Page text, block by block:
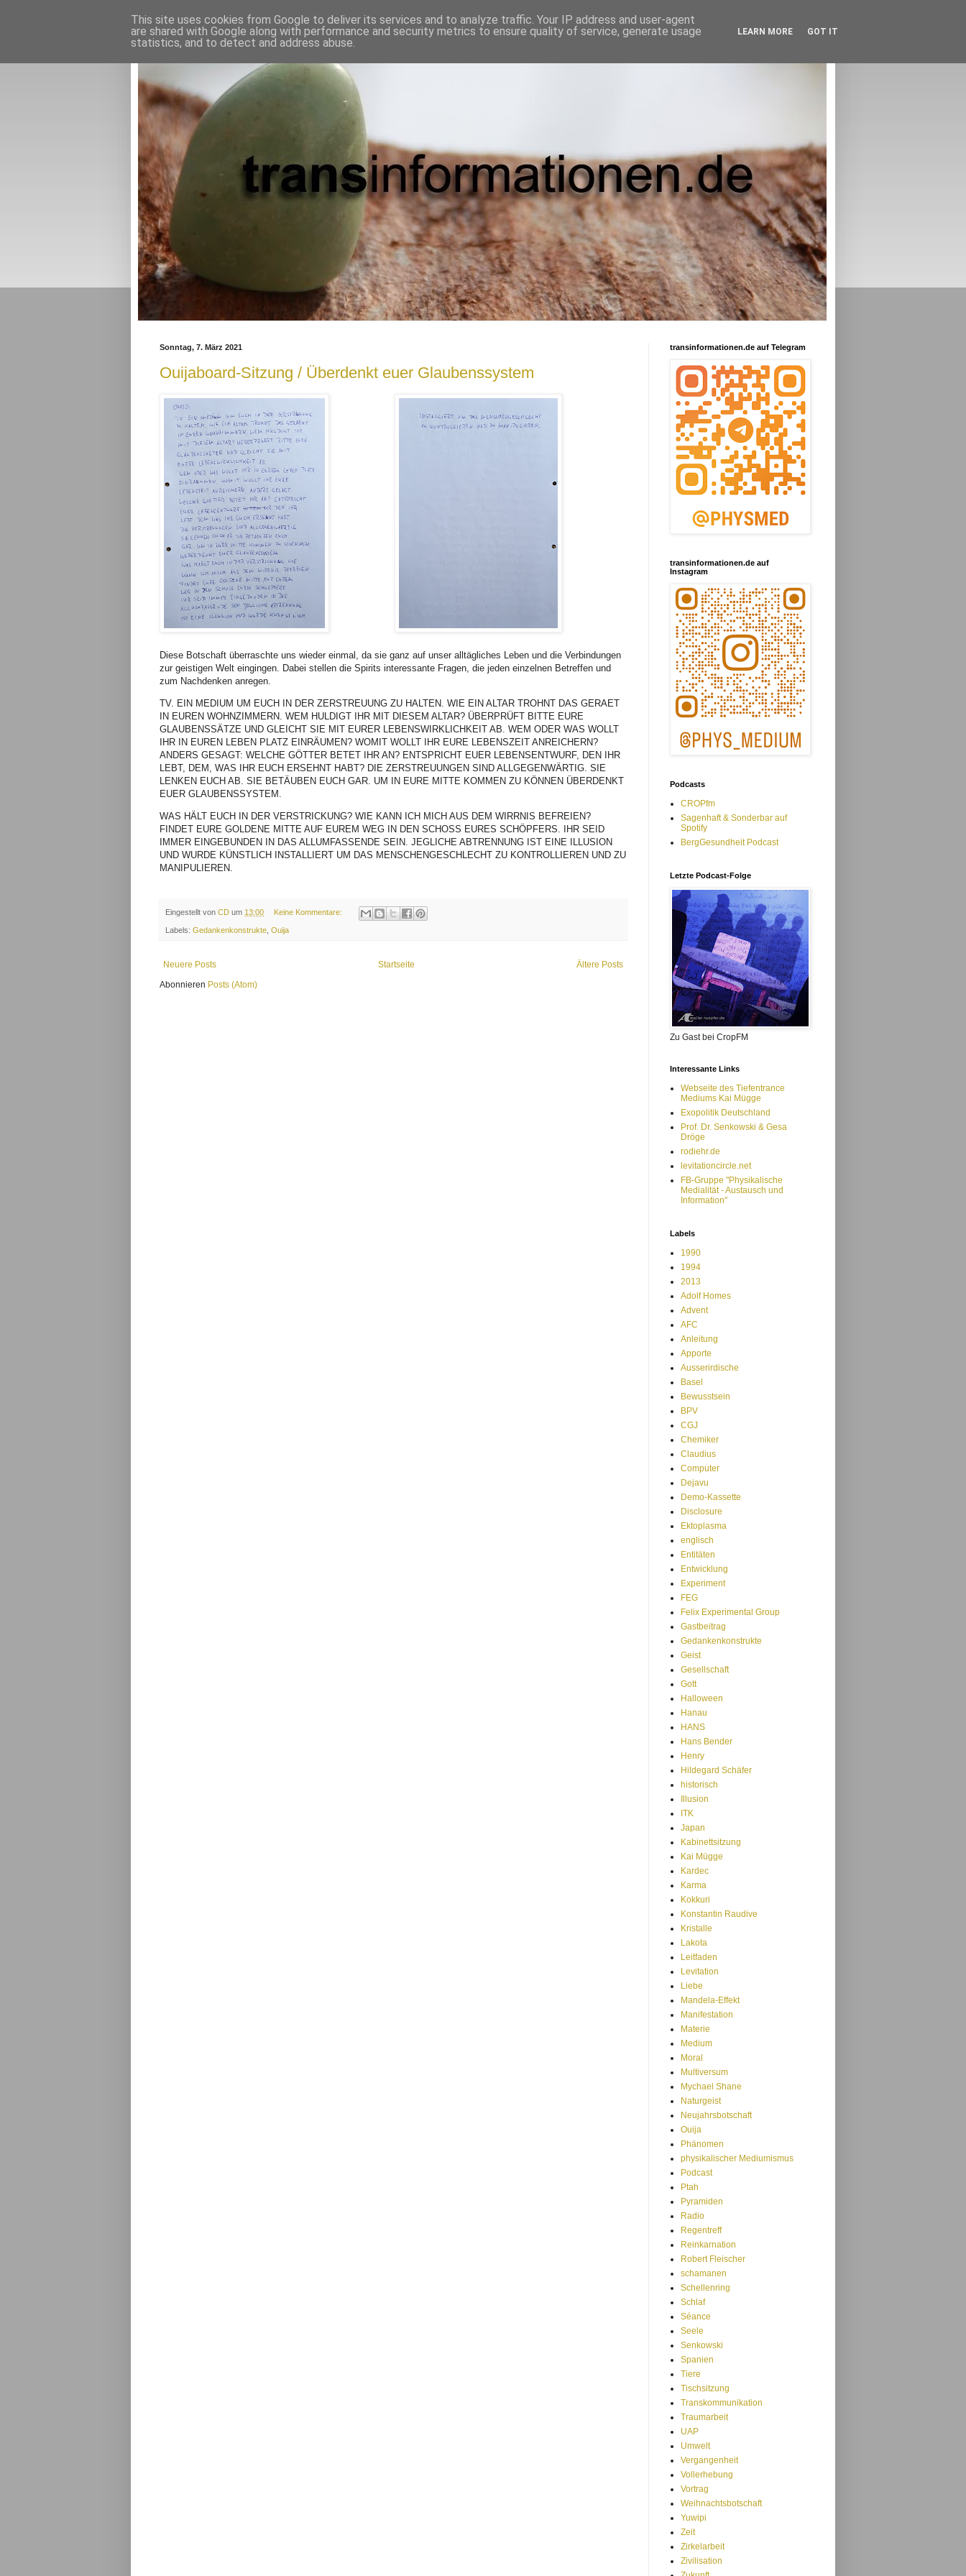
Sonntag, 7. März 2021
Ouijaboard-Sitzung / Überdenkt euer Glaubenssystem
Diese Botschaft überraschte uns wieder einmal, da sie ganz auf unser alltägliches Leben und die Verbindungen
zur geistigen Welt eingingen. Dabei stellen die Spirits interessante Fragen, die jeden einzelnen Betreffen und
zum Nachdenken anregen.
TV. EIN MEDIUM UM EUCH IN DER ZERSTREUUNG ZU HALTEN. WIE EIN ALTAR TROHNT DAS GERAET
IN EUREN WOHNZIMMERN. WEM HULDIGT IHR MIT DIESEM ALTAR? ÜBERPRÜFT BITTE EURE
GLAUBENSSÄTZE UND GLEICHT SIE MIT EURER LEBENSWIRKLICHKEIT AB. WEM ODER WAS WOLLT
IHR IN EUREN LEBEN PLATZ EINRÄUMEN? WOMIT WOLLT IHR EURE LEBENSZEIT ANREICHERN?
ANDERS GESAGT: WELCHE GÖTTER BETET IHR AN? ENTSPRICHT EUER LEBENSENTWURF, DEN IHR
LEBT, DEM, WAS IHR EUCH ERSEHNT HABT? DIE ZERSTREUUNGEN SIND ALLGEGENWÄRTIG. SIE
LENKEN EUCH AB. SIE BETÄUBEN EUCH GAR. UM IN EURE MITTE KOMMEN ZU KÖNNEN ÜBERDENKT
EUER GLAUBENSSYSTEM.
WAS HÄLT EUCH IN DER VERSTRICKUNG? WIE KANN ICH MICH AUS DEM WIRRNIS BEFREIEN?
FINDET EURE GOLDENE MITTE AUF EUREM WEG IN DEN SCHOSS EURES SCHÖPFERS. IHR SEID
IMMER EINGEBUNDEN IN DAS ALLUMFASSENDE SEIN. JEGLICHE ABTRENNUNG IST EINE ILLUSION
UND WURDE KÜNSTLICH INSTALLIERT UM DAS MENSCHENGESCHLECHT ZU KONTROLLIEREN UND ZU
MANIPULIEREN.
Eingestellt von CD um 13:00 Keine Kommentare:
Labels: Gedankenkonstrukte Ouija
Neuere Posts Ältere Posts
Startseite
Abonnieren Posts (Atom)
transinformationen.de auf Telegram
transinformationen.de auf
Instagram
Podcasts
CROPfm
Sagenhaft & Sonderbar auf
Spotify
BergGesundheit Podcast
Letzte Podcast-Folge
Zu Gast bei CropFM
Interessante Links
Webseite des Tiefentrance
Mediums Kai Mügge
Exopolitik Deutschland
Prof. Dr. Senkowski & Gesa
Dröge
rodiehr.de
levitationcircle.net
FB-Gruppe "Physikalische
Medialität - Austausch und
Information"
Labels
1990
1994
2013
Adolf Homes
Advent
AFC
Anleitung
Apporte
Ausserirdische
Basel
Bewusstsein
BPV
CGJ
Chemiker
Claudius
Computer
Dejavu
Demo-Kassette
Disclosure
Ektoplasma
englisch
Entitäten
Entwicklung
Experiment
FEG
Felix Experimental Group
Gastbeitrag
Gedankenkonstrukte
Geist
Gesellschaft
Gott
Halloween
Hanau
HANS
Hans Bender
Henry
Hildegard Schäfer
historisch
Illusion
ITK
Japan
Kabinettsitzung
Kai Mügge
Kardec
Karma
Kokkuri
Konstantin Raudive
Kristalle
Lakota
Leitfaden
Levitation
Liebe
Mandela-Effekt
Manifestation
Materie
Medium
Moral
Multiversum
Mychael Shane
Naturgeist
Neujahrsbotschaft
Ouija
Phänomen
physikalischer Mediumismus
Podcast
Ptah
Pyramiden
Radio
Regentreff
Reinkarnation
Robert Fleischer
schamanen
Schellenring
Schlaf
Séance
Seele
Senkowski
Spanien
Tiere
Tischsitzung
Transkommunikation
Traumarbeit
UAP
Umwelt
Vergangenheit
Vollerhebung
Vortrag
Weihnachtsbotschaft
Yuwipi
Zeit
Zirkelarbeit
Zivilisation
This site uses cookies from Google to deliver its services and to analyze traffic. Your IP address and user-agent
are shared with Google along with performance and security metrics to ensure quality of service, generate usage
statistics, and to detect and address abuse.
LEARN MORE GOT IT